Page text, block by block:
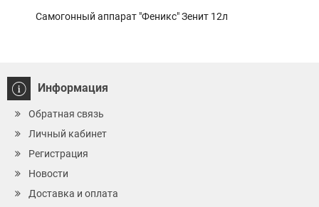
Самогонный аппарат "Феникс" Зенит 12л
Информация
Обратная связь
Личный кабинет
Регистрация
Новости
Доставка и оплата